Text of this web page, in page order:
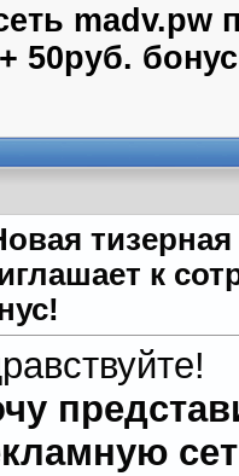
madv.pw
50руб.
к